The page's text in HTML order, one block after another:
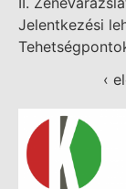
Jelentkezési
‹